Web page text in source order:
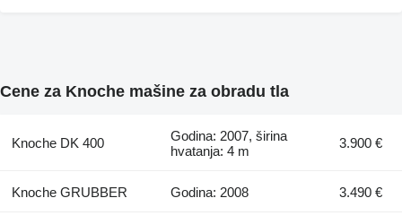
Cene za Knoche mašine za obradu tla
Knoche DK 400
Godina: 2007, širina
hvatanja: 4 m
3.900 €
Knoche GRUBBER Godina: 2008 3.490 €